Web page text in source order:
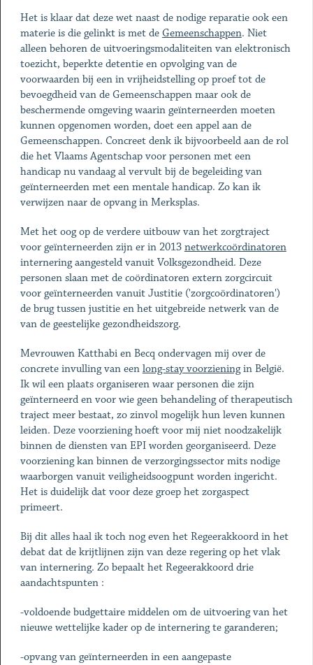
Het is klaar dat deze wet naast de nodige reparatie ook een
materie is die gelinkt is met de Gemeenschappen. Niet
alleen behoren de uitvoeringsmodaliteiten van elektronisch
toezicht, beperkte detentie en opvolging van de
voorwaarden bij een in vrijheidstelling op proef tot de
bevoegdheid van de Gemeenschappen maar ook de
beschermende omgeving waarin geïnterneerden moeten
kunnen opgenomen worden, doet een appel aan de
Gemeenschappen. Concreet denk ik bijvoorbeeld aan de rol
die het Vlaams Agentschap voor personen met een
handicap nu vandaag al vervult bij de begeleiding van
geïnterneerden met een mentale handicap. Zo kan ik
verwijzen naar de opvang in Merksplas.
Met het oog op de verdere uitbouw van het zorgtraject
voor geïnterneerden zijn er in 2013 netwerkcoördinatoren
internering aangesteld vanuit Volksgezondheid. Deze
personen slaan met de coördinatoren extern zorgcircuit
voor geïnterneerden vanuit Justitie ('zorgcoördinatoren')
de brug tussen justitie en het uitgebreide netwerk van de
van de geestelijke gezondheidszorg.
Mevrouwen Katthabi en Becq ondervagen mij over de
concrete invulling van een long-stay voorzieningin België.
Ik wil een plaats organiseren waar personen die zijn
geïnterneerd en voor wie geen behandeling of therapeutisch
traject meer bestaat, zo zinvol mogelijk hun leven kunnen
leiden. Deze voorziening hoeft voor mij niet noodzakelijk
binnen de diensten van EPI worden georganiseerd. Deze
voorziening kan binnen de verzorgingssector mits nodige
waarborgen vanuit veiligheidsoogpunt worden ingericht.
Het is duidelijk dat voor deze groep het zorgaspect
primeert.
Bij dit alles haal ik toch nog even het Regeerakkoord in het
debat dat de krijtlijnen zijn van deze regering op het vlak
van internering. Zo bepaalt het Regeerakkoord drie
aandachtspunten :
-voldoende budgettaire middelen om de uitvoering van het
nieuwe wettelijke kader op de internering te garanderen;
-opvang van geïnterneerden in een aangepaste